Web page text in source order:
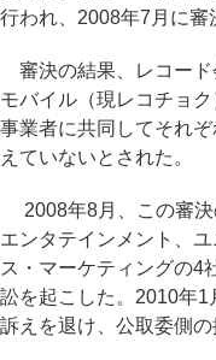
行われ、2008年7月に審
審決の結果、レコード
モバイル（現レコチョ
事業者に共同してそれ
えていないとされた。
2008年8月、この審決
エンタテインメント、
ス・マーケティングの4
訟を起こした。2010年
訴えを退け、公取委側の